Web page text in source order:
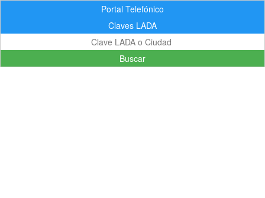
Portal Telefónico
Claves LADA
Buscar